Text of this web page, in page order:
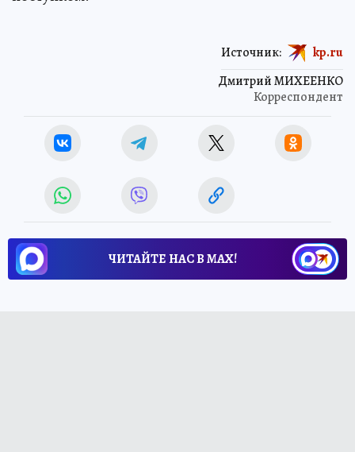
Дмитрий МИХЕЕНКО
Корреспондент
Источник: kp.ru
ЧИТАЙТЕ НАС В МАХ!